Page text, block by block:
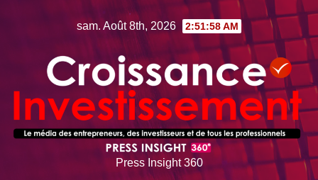
sam. Août 8th, 2026 2:51:59 AM
Press Insight 360